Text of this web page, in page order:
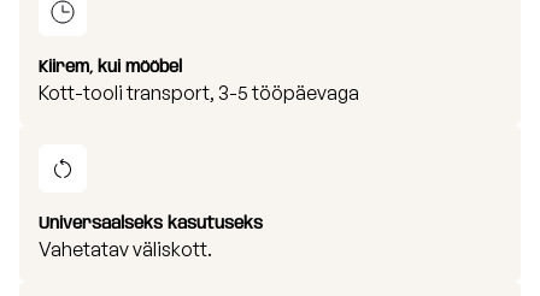
Kiirem, kui mööbel
Kott-tooli transport, 3-5 tööpäevaga
Universaalseks kasutuseks
Vahetatav väliskott.